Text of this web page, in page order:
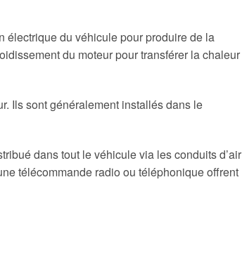
électrique du véhicule pour produire de la
du moteur pour transférer la chaleur
Ils sont généralement installés dans le
dans tout le véhicule via les conduits d’air
télécommande radio ou téléphonique offrent